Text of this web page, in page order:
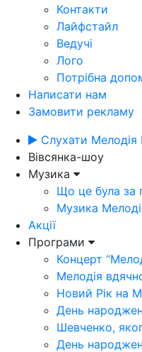
Контакти
Лайфстайл
Ведучі
Лого
Потрібна
Написати нам
Замовити рекламу
Слухати Мелодія
Вівсянка-шоу
Музика
Що це була за
Музика
Акції
Програми
Концерт
Мелодія
Новий Рік на
День
Шевченко,
День